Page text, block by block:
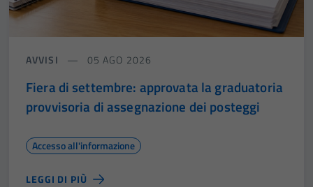
AVVISI 05 AGO 2026
Fiera di settembre: approvata la graduatoria
provvisoria di assegnazione dei posteggi
Accesso all'informazione
LEGGI DI PIÙ